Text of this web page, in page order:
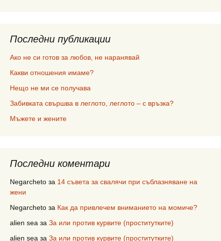
Последни публикации
Ако не си готов за любов, не наранявай
Какви отношения имаме?
Нещо не ми се получава
Забивката свършва в леглото, леглото – с връзка?
Мъжете и жените
Последни коментари
Negarcheto за 14 съвета за свалячи при съблазняване на
жени
Negarcheto за Как да привлечем вниманието на момиче?
alien sea за За или против курвите (проститутките)
alien sea за За или против курвите (проститутките)